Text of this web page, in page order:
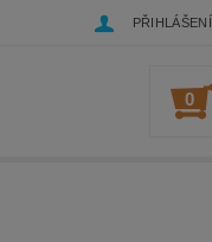
PŘIHLÁŠENÍ
0